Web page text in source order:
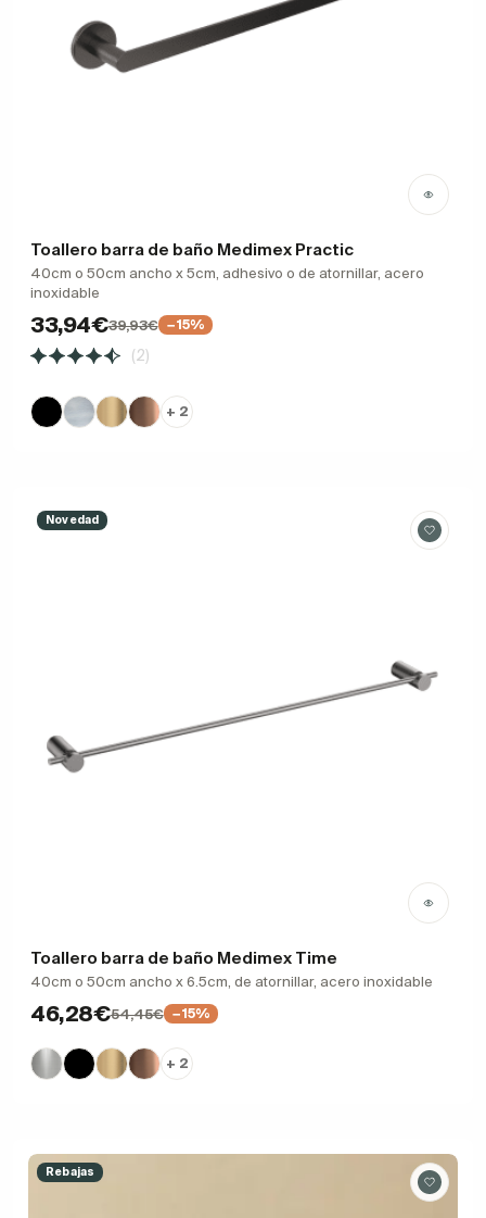
Toallero barra de baño Medimex Practic
40cm o 50cm ancho x 5cm, adhesivo o de atornillar, acero
inoxidable
33,94€39,93€ −15%
(2)
+ 2
Novedad
Toallero barra de baño Medimex Time
40cm o 50cm ancho x 6.5cm, de atornillar, acero inoxidable
46,28€54,45€ −15%
+ 2
Rebajas